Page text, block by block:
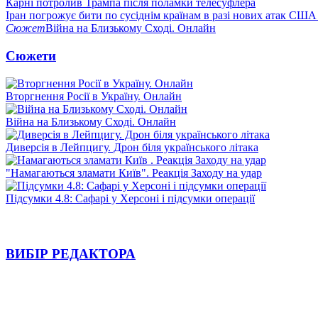
Карні потролив Трампа після поламки телесуфлера
Іран погрожує бити по сусіднім країнам в разі нових атак
СюжетВійна на Близькому Сході. Онлайн
Сюжети
Вторгнення Росії в Україну. Онлайн
Війна на Близькому Сході. Онлайн
Диверсія в Лейпцигу. Дрон біля українського літака
"Намагаються зламати Київ". Реакція Заходу на удар
Підсумки 4.8: Сафарі у Херсоні і підсумки операції
ВИБІР РЕДАКТОРА